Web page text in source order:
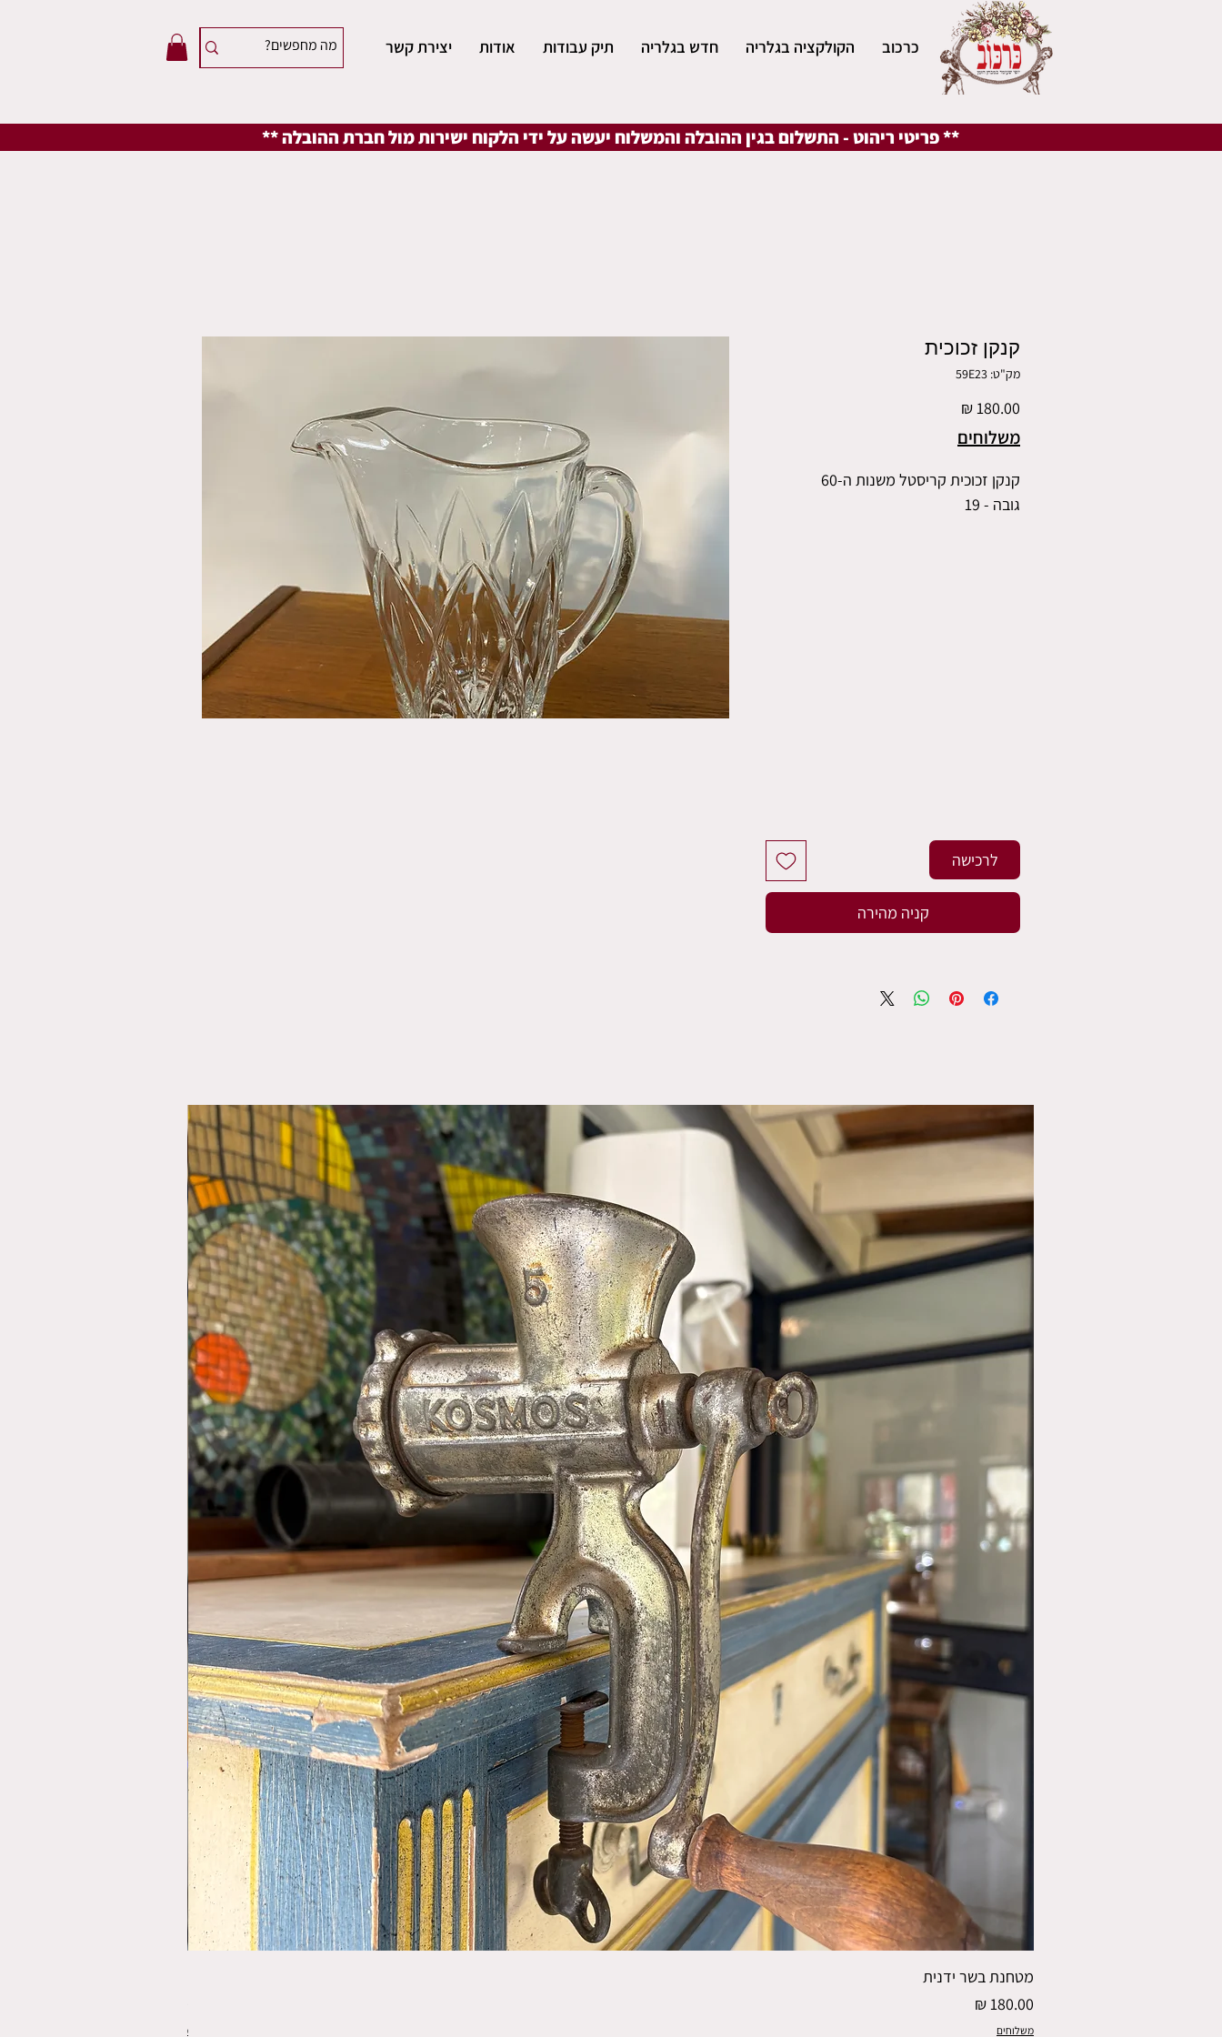
כרכוב הקולקציה בגלריה חדש בגלריה תיק עבודות אודות יצירת קשר
** פריטי ריהוט - התשלום בגין ההובלה והמשלוח יעשה על ידי הלקוח ישירות מול חברת ההובלה **
קנקן זכוכית
מק"ט: 59E23
משלוחים
קנקן זכוכית קריסטל משנות ה-60
גובה - 19
לרכישה
קניה מהירה
מטחנת בשר ידנית
מחיר
משלוחים משלוחים